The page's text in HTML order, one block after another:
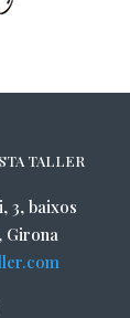
TALLER
3, baixos
Girona